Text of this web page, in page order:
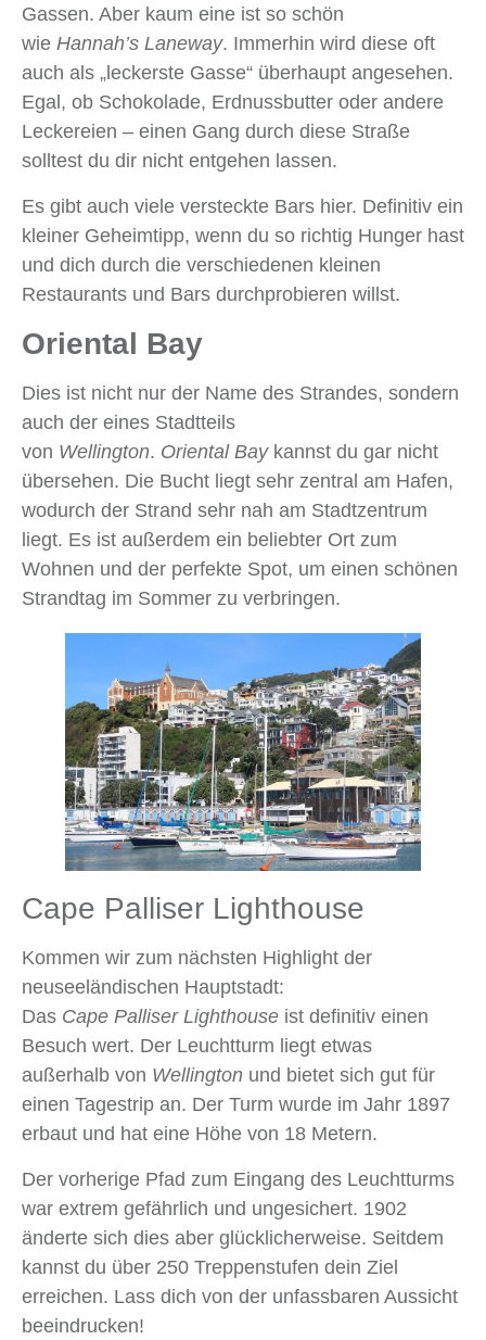
Gassen. Aber kaum eine ist so schön
wie Hannah’s Laneway. Immerhin wird diese oft
auch als „leckerste Gasse“ überhaupt angesehen.
Egal, ob Schokolade, Erdnussbutter oder andere
Leckereien – einen Gang durch diese Straße
solltest du dir nicht entgehen lassen.
Es gibt auch viele versteckte Bars hier. Definitiv ein
kleiner Geheimtipp, wenn du so richtig Hunger hast
und dich durch die verschiedenen kleinen
Restaurants und Bars durchprobieren willst.
Oriental Bay
Dies ist nicht nur der Name des Strandes, sondern
auch der eines Stadtteils
von Wellington. Oriental Baykannst du gar nicht
übersehen. Die Bucht liegt sehr zentral am Hafen,
wodurch der Strand sehr nah am Stadtzentrum
liegt. Es ist außerdem ein beliebter Ort zum
Wohnen und der perfekte Spot, um einen schönen
Strandtag im Sommer zu verbringen.
Cape Palliser Lighthouse
Kommen wir zum nächsten Highlight der
neuseeländischen Hauptstadt:
Das Cape Palliser Lighthouse ist definitiv einen
Besuch wert. Der Leuchtturm liegt etwas
außerhalb von Wellington und bietet sich gut für
einen Tagestrip an. Der Turm wurde im Jahr 1897
erbaut und hat eine Höhe von 18 Metern.
Der vorherige Pfad zum Eingang des Leuchtturms
war extrem gefährlich und ungesichert. 1902
änderte sich dies aber glücklicherweise. Seitdem
kannst du über 250 Treppenstufen dein Ziel
erreichen. Lass dich von der unfassbaren Aussicht
beeindrucken!